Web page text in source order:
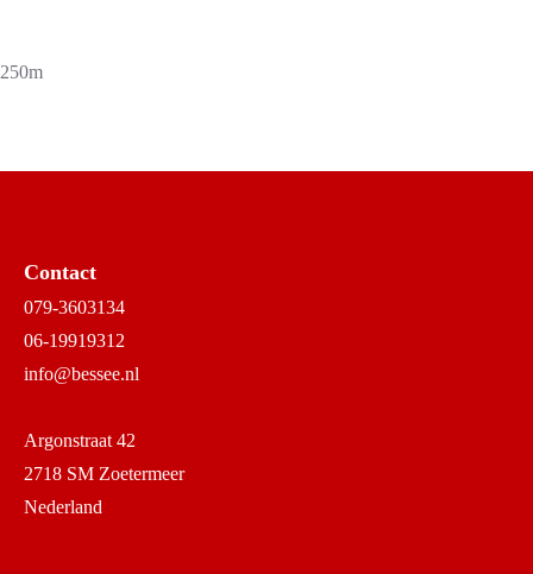
250m
Contact
079-3603134
06-19919312
info@bessee.nl
Argonstraat 42
2718 SM Zoetermeer
Nederland